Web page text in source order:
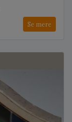
Se mere